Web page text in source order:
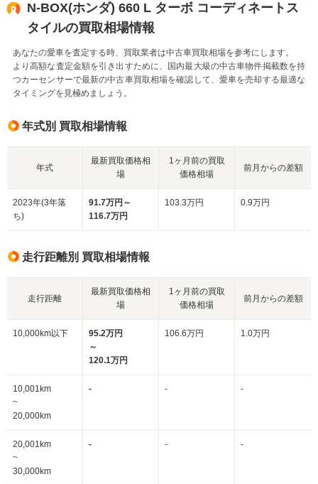
N-BOX(ホンダ) 660 L ターボ コーディネートス
タイルの買取相場情報
あなたの愛車を査定する時、買取業者は中古車買取相場を参考にします。
より高額な査定金額を引き出すために、国内最大級の中古車物件掲載数を持
つカーセンサーで最新の中古車買取相場を確認して、愛車を売却する最適な
タイミングを見極めましょう。
年式別 買取相場情報
年式
最新買取価格相
場
1ヶ月前の買取
価格相場
前月からの差額
2023年(3年落
ち)
91.7万円～
116.7万円
103.3万円 0.9万円
走行距離別 買取相場情報
走行距離
最新買取価格相
場
1ヶ月前の買取
価格相場
前月からの差額
10,000km以下
95.2万円
～
120.1万円
106.6万円 1.0万円
10,001km
~
20,000km
- - -
20,001km
~
30,000km
- - -